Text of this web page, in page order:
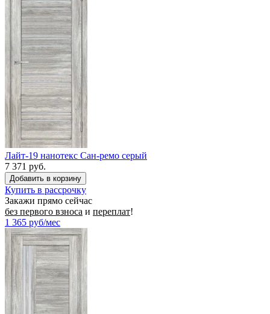
Лайт-19 нанотекс Сан-ремо серый
7 371 руб.
Купить в рассрочку
Закажи прямо сейчас
без первого взноса и переплат!
1 365 руб/мес